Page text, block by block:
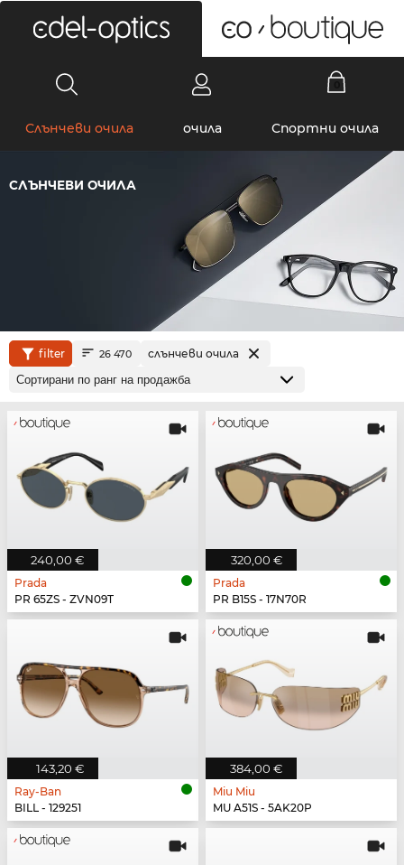
Слънчеви очила очила Спортни очила
СЛЪНЧЕВИ ОЧИЛА
filter 26 470 слънчеви очила
240,00 €
Prada
PR 65ZS - ZVN09T
320,00 €
Prada
PR B15S - 17N70R
143,20 €
Ray-Ban
BILL - 129251
384,00 €
Miu Miu
MU A51S - 5AK20P